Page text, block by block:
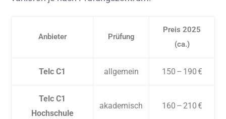
Anbieter Prüfung
Preis 2025
(ca.)
Telc C1 allgemein 150 – 190 €
Telc C1
Hochschule
akademisch 160 – 210 €